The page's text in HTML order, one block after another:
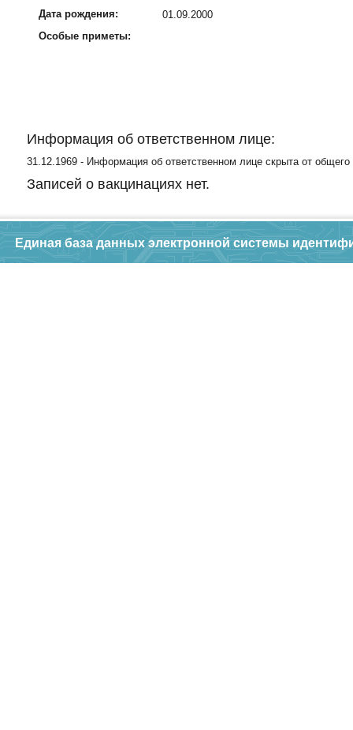
Дата рождения:
01.09.2000
Особые приметы:
Информация об ответственном лице:
31.12.1969 - Информация об ответственном лице скрыта от общего
Записей о вакцинациях нет.
Единая база данных электронной системы